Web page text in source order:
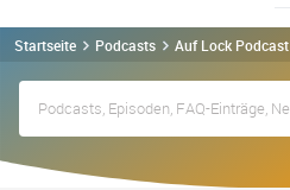
Startseite Podcasts Auf Lock Podcast